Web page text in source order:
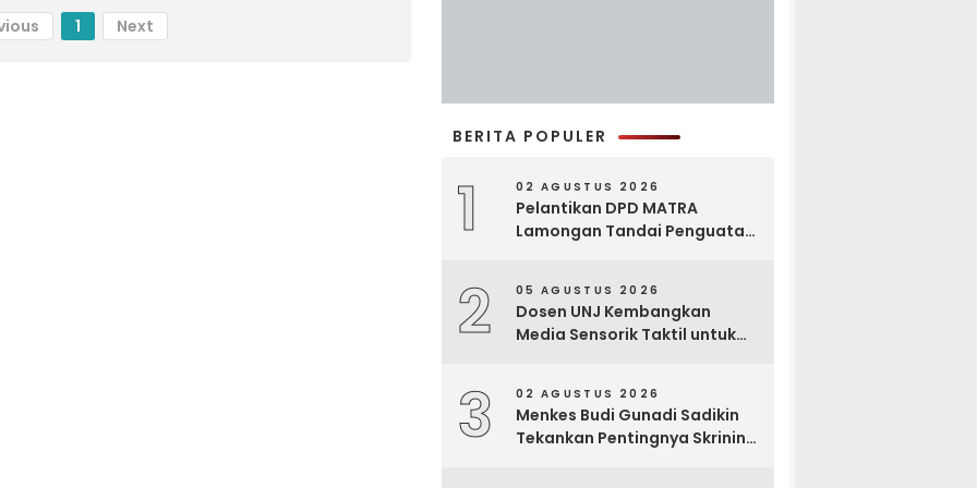
1 Next
BERITA POPULER
1 02 AGUSTUS 2026
Pelantikan DPD MATRA
Lamongan Tandai Penguatan
2 05 AGUSTUS 2026
Dosen UNJ Kembangkan
Media Sensorik Taktil untuk
3 02 AGUSTUS 2026
Menkes Budi Gunadi Sadikin
Tekankan Pentingnya Skrining